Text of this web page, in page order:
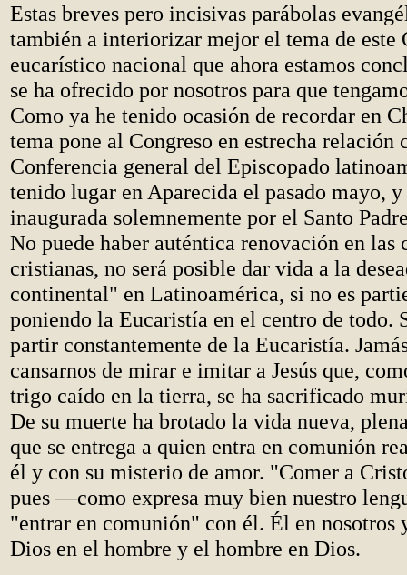
Estas breves pero incisivas parábolas
también a interiorizar mejor el tema de este
eucarístico nacional que ahora estamos
se ha ofrecido por nosotros para que
Como ya he tenido ocasión de recordar en
tema pone al Congreso en estrecha relación
Conferencia general del Episcopado
tenido lugar en Aparecida el pasado mayo,
inaugurada solemnemente por el Santo
No puede haber auténtica renovación en las
cristianas, no será posible dar vida a la
continental" en Latinoamérica, si no es
poniendo la Eucaristía en el centro de todo.
partir constantemente de la Eucaristía.
cansarnos de mirar e imitar a Jesús que,
trigo caído en la tierra, se ha sacrificado
De su muerte ha brotado la vida nueva,
que se entrega a quien entra en comunión
él y con su misterio de amor. "Comer a
pues —como expresa muy bien nuestro
"entrar en comunión" con él. Él en nosotros
Dios en el hombre y el hombre en Dios.